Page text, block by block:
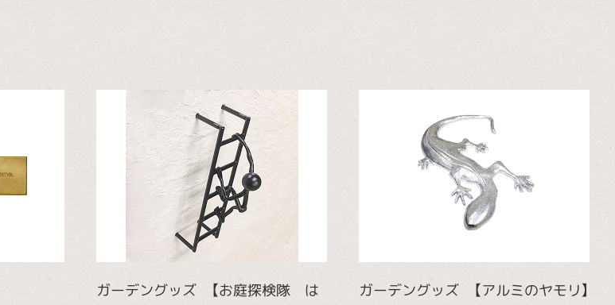
ガーデングッズ 【お庭探検隊 は ガーデングッズ 【アルミのヤモリ】